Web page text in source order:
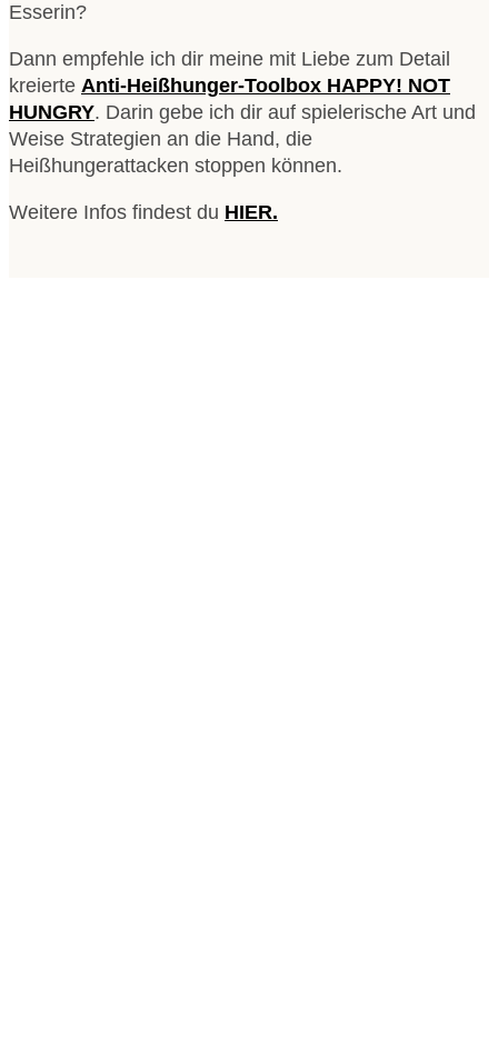
Esserin?
Dann empfehle ich dir meine mit Liebe zum Detail
kreierte Anti-Heißhunger-Toolbox HAPPY! NOT
HUNGRY. Darin gebe ich dir auf spielerische Art und
Weise Strategien an die Hand, die
Heißhungerattacken stoppen können.
Weitere Infos findest du HIER.